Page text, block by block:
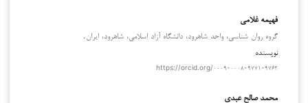
فهیمه غلامی
گروه روان شناسی، واحد شاهرود، دانشگاه آزاد اسلامی، شاهرود، ایران.
نویسنده
https://orcid.org/۰۰۰۹-۰۰۰۸-۹۷۷۱-۹۷۶۲
محمد صالح عبدی